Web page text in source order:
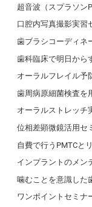
超音波（スプラソン
口腔内写真撮影実習
歯ブラシコーディネ
歯科臨床で明日から
オーラルフレイル予
歯周病原細菌検査を
オーラルストレッチ
位相差顕微鏡活用セ
自費で行うPMTCと
インプラントのメン
噛むことを意識した
ワンポイントセミナ